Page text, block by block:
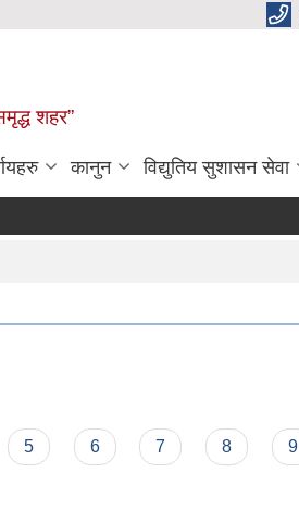
शहर”
कानुन विद्युतिय सुशासन सेवा
5 6 7 8 9